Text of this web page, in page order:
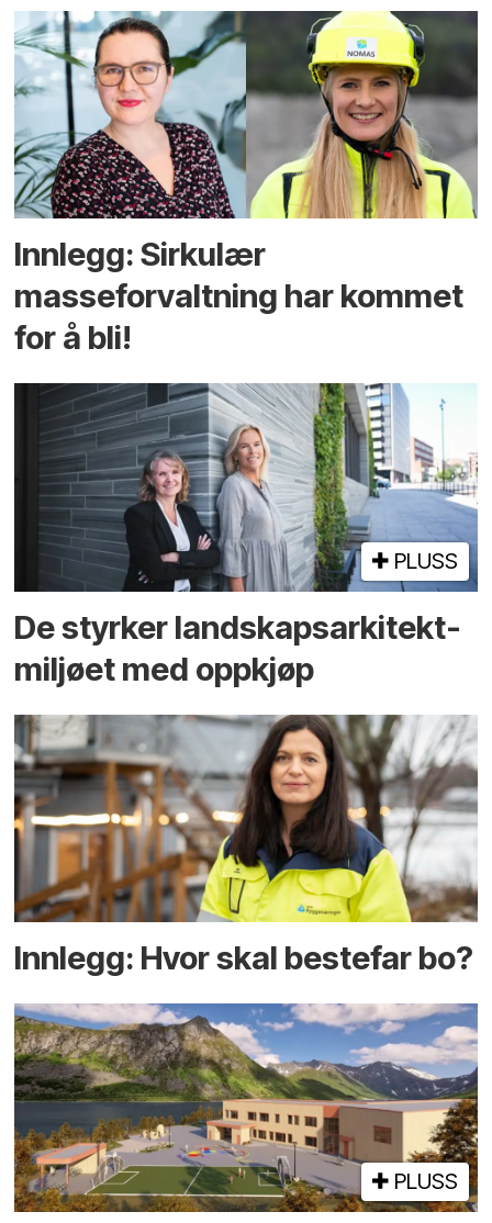
Innlegg: Sirkulær
masseforvaltning har kommet
for å bli!
PLUSS
De styrker landskaps­arkitekt­
miljøet med oppkjøp
Innlegg: Hvor skal bestefar bo?
PLUSS